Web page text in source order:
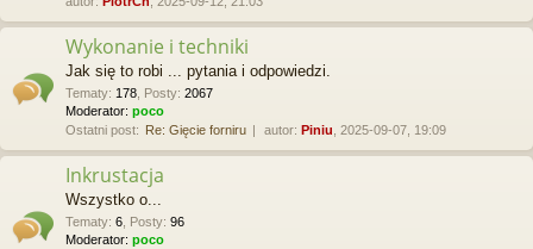
Wykonanie i techniki
Jak się to robi ... pytania i odpowiedzi.
Tematy: 178 Posty: 2067
Moderator: poco
Ostatni post: Re: Gięcie forniru autor: Piniu , 2025-09-07, 19:09
Inkrustacja
Wszystko o...
Tematy: 6 Posty: 96
Moderator: poco